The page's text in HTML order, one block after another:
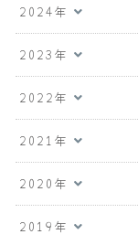
2024年
2023年
2022年
2021年
2020年
2019年